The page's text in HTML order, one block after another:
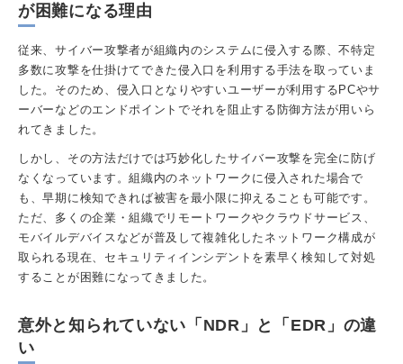
が困難になる理由
従来、サイバー攻撃者が組織内のシステムに侵入する際、不特定
多数に攻撃を仕掛けてできた侵入口を利用する手法を取っていま
した。そのため、侵入口となりやすいユーザーが利用するPCやサ
ーバーなどのエンドポイントでそれを阻止する防御方法が用いら
れてきました。
しかし、その方法だけでは巧妙化したサイバー攻撃を完全に防げ
なくなっています。組織内のネットワークに侵入された場合で
も、早期に検知できれば被害を最小限に抑えることも可能です。
ただ、多くの企業・組織でリモートワークやクラウドサービス、
モバイルデバイスなどが普及して複雑化したネットワーク構成が
取られる現在、セキュリティインシデントを素早く検知して対処
することが困難になってきました。
意外と知られていない「NDR」と「EDR」の違
い